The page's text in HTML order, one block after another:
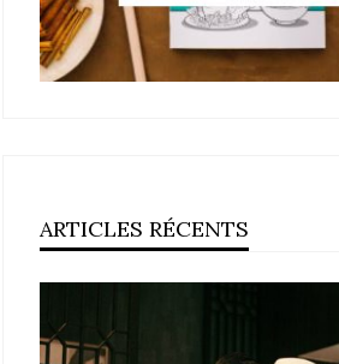
ARTICLES RÉCENTS